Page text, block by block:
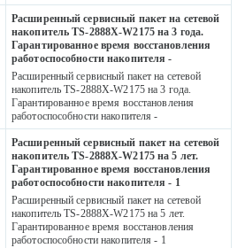
Расширенный сервисный пакет на сетевой
накопитель TS-2888X-W2175 на 3 года.
Гарантированное время восстановления
работоспособности накопителя -
Расширенный сервисный пакет на сетевой
накопитель TS-2888X-W2175 на 3 года.
Гарантированное время восстановления
работоспособности накопителя -
Расширенный сервисный пакет на сетевой
накопитель TS-2888X-W2175 на 5 лет.
Гарантированное время восстановления
работоспособности накопителя - 1
Расширенный сервисный пакет на сетевой
накопитель TS-2888X-W2175 на 5 лет.
Гарантированное время восстановления
работоспособности накопителя - 1